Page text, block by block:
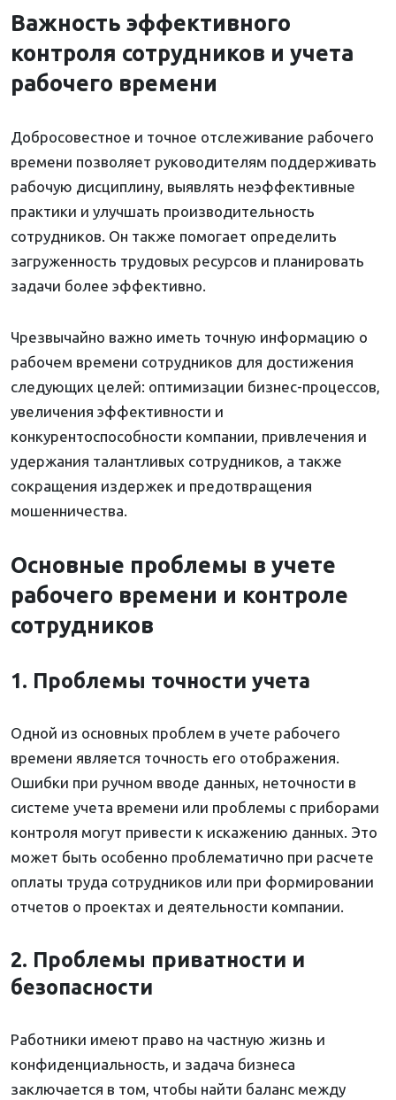
Важность эффективного
контроля сотрудников и учета
рабочего времени
Добросовестное и точное отслеживание рабочего
времени позволяет руководителям поддерживать
рабочую дисциплину, выявлять неэффективные
практики и улучшать производительность
сотрудников. Он также помогает определить
загруженность трудовых ресурсов и планировать
задачи более эффективно.
Чрезвычайно важно иметь точную информацию о
рабочем времени сотрудников для достижения
следующих целей: оптимизации бизнес-процессов,
увеличения эффективности и
конкурентоспособности компании, привлечения и
удержания талантливых сотрудников, а также
сокращения издержек и предотвращения
мошенничества.
Основные проблемы в учете
рабочего времени и контроле
сотрудников
1. Проблемы точности учета
Одной из основных проблем в учете рабочего
времени является точность его отображения.
Ошибки при ручном вводе данных, неточности в
системе учета времени или проблемы с приборами
контроля могут привести к искажению данных. Это
может быть особенно проблематично при расчете
оплаты труда сотрудников или при формировании
отчетов о проектах и деятельности компании.
2. Проблемы приватности и
безопасности
Работники имеют право на частную жизнь и
конфиденциальность, и задача бизнеса
заключается в том, чтобы найти баланс между